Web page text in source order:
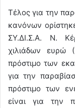
Τέλος για την
κανόνων
ΣΥ.ΔΙ.Σ.Α. Ν.
χιλιάδων ευρώ
πρόστιμο των
για την
πρόστιμο των
είναι για την